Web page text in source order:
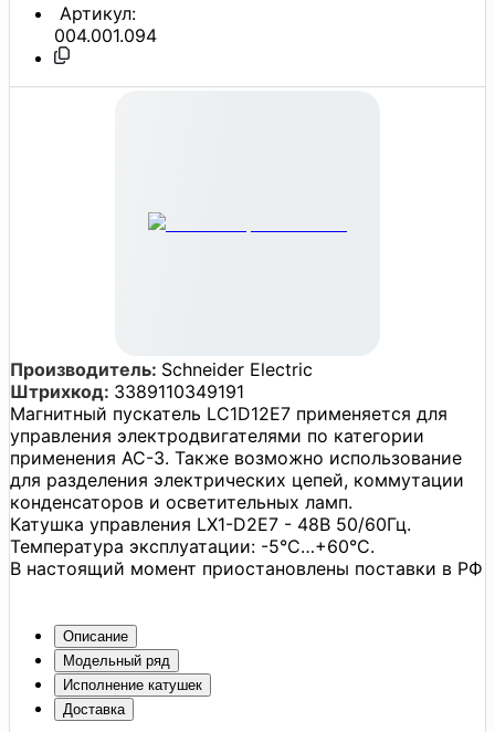
Артикул:
004.001.094
Производитель: Schneider Electric
Штрихкод: 3389110349191
Магнитный пускатель LC1D12E7 применяется для
управления электродвигателями по категории
применения AC-3. Также возможно использование
для разделения электрических цепей, коммутации
конденсаторов и осветительных ламп.
Катушка управления LX1-D2E7 - 48В 50/60Гц.
Температура эксплуатации: -5°C…+60°C.
В настоящий момент приостановлены поставки в РФ
Описание
Модельный ряд
Исполнение катушек
Доставка